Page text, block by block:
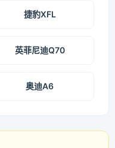
捷豹XFL
英菲尼迪Q70
奥迪A6